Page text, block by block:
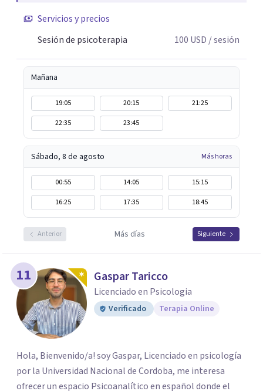
Servicios y precios
Sesión de psicoterapia
100 USD / sesión
Mañana
19:05 20:15
21:25
22:35
23:45
Sábado, 8 de agosto Más horas
00:55 14:05
15:15
16:25
17:35 18:45
Anterior Más días Siguiente
11 Gaspar Taricco
Licenciado en Psicologia
Verificado Terapia Online
Hola, Bienvenido/a! soy Gaspar, Licenciado en psicología
por la Universidad Nacional de Cordoba, me interesa
ofrecer un espacio Psicoanalítico en español donde el